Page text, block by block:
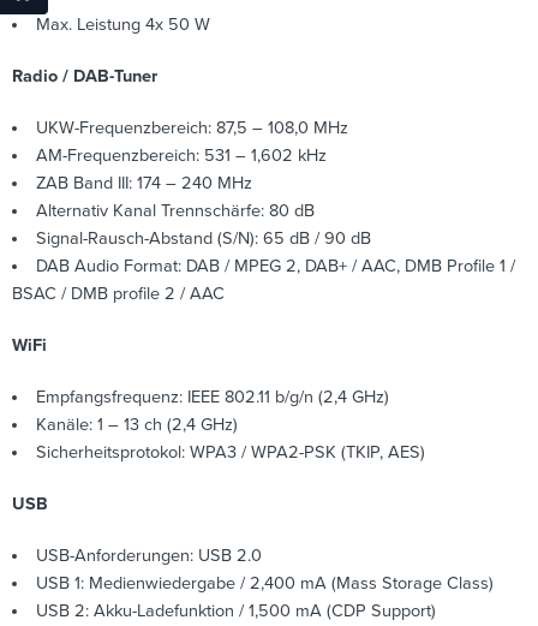
Max. Leistung 4x 50 W
Radio / DAB-Tuner
UKW-Frequenzbereich: 87,5 – 108,0 MHz
AM-Frequenzbereich: 531 – 1,602 kHz
ZAB Band III: 174 – 240 MHz
Alternativ Kanal Trennschärfe: 80 dB
Signal-Rausch-Abstand (S/N): 65 dB / 90 dB
DAB Audio Format: DAB / MPEG 2, DAB+ / AAC, DMB Profile 1 /
BSAC / DMB profile 2 / AAC
WiFi
Empfangsfrequenz: IEEE 802.11 b/g/n (2,4 GHz)
Kanäle: 1 – 13 ch (2,4 GHz)
Sicherheitsprotokol: WPA3 / WPA2-PSK (TKIP, AES)
USB
USB-Anforderungen: USB 2.0
USB 1: Medienwiedergabe / 2,400 mA (Mass Storage Class)
USB 2: Akku-Ladefunktion / 1,500 mA (CDP Support)